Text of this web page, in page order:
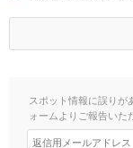
スポット情報に誤り
ォームよりご報告いた